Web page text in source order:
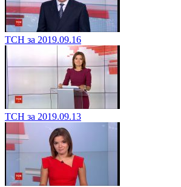
ТСН за 2019.09.16
ТСН за 2019.09.13